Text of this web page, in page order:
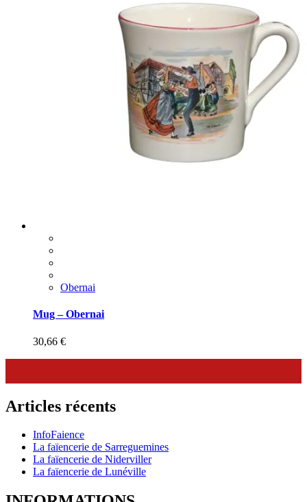
Obernai
Mug – Obernai
30,66 €
Articles récents
InfoFaience
La faïencerie de Sarreguemines
La faïencerie de Niderviller
La faïencerie de Lunéville